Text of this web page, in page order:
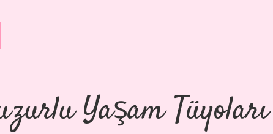
Yaşam Tüyoları